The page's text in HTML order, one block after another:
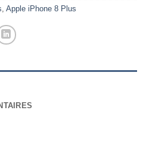
Apple iPhone 8 Plus